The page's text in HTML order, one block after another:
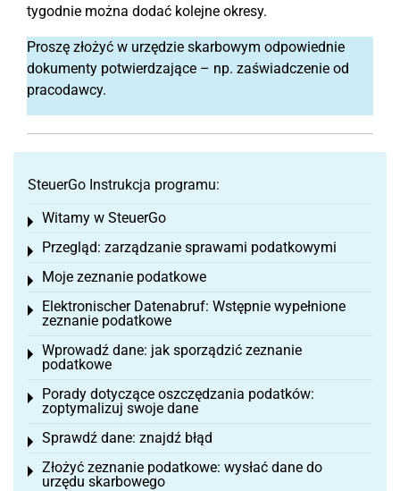
tygodnie można dodać kolejne okresy.
Proszę złożyć w urzędzie skarbowym odpowiednie
dokumenty potwierdzające – np. zaświadczenie od
pracodawcy.
SteuerGo Instrukcja programu:
Witamy w SteuerGo
Toggle menu
Przegląd: zarządzanie sprawami podatkowymi
Toggle menu
Moje zeznanie podatkowe
Toggle menu
Elektronischer Datenabruf: Wstępnie wypełnione
zeznanie podatkowe
Toggle menu
Wprowadź dane: jak sporządzić zeznanie
podatkowe
Toggle menu
Porady dotyczące oszczędzania podatków:
zoptymalizuj swoje dane
Toggle menu
Sprawdź dane: znajdź błąd
Toggle menu
Złożyć zeznanie podatkowe: wysłać dane do
urzędu skarbowego
Toggle menu